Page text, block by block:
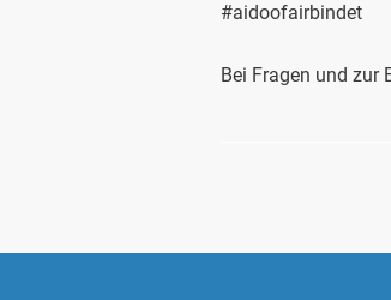
#aidoofairbindet
Bei Fragen und zur